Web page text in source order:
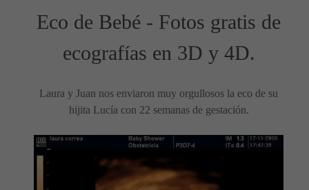
Eco de Bebé - Fotos gratis de
ecografías en 3D y 4D.
Laura y Juan nos enviaron muy orgullosos la eco de su
hijita Lucía con 22 semanas de gestación.